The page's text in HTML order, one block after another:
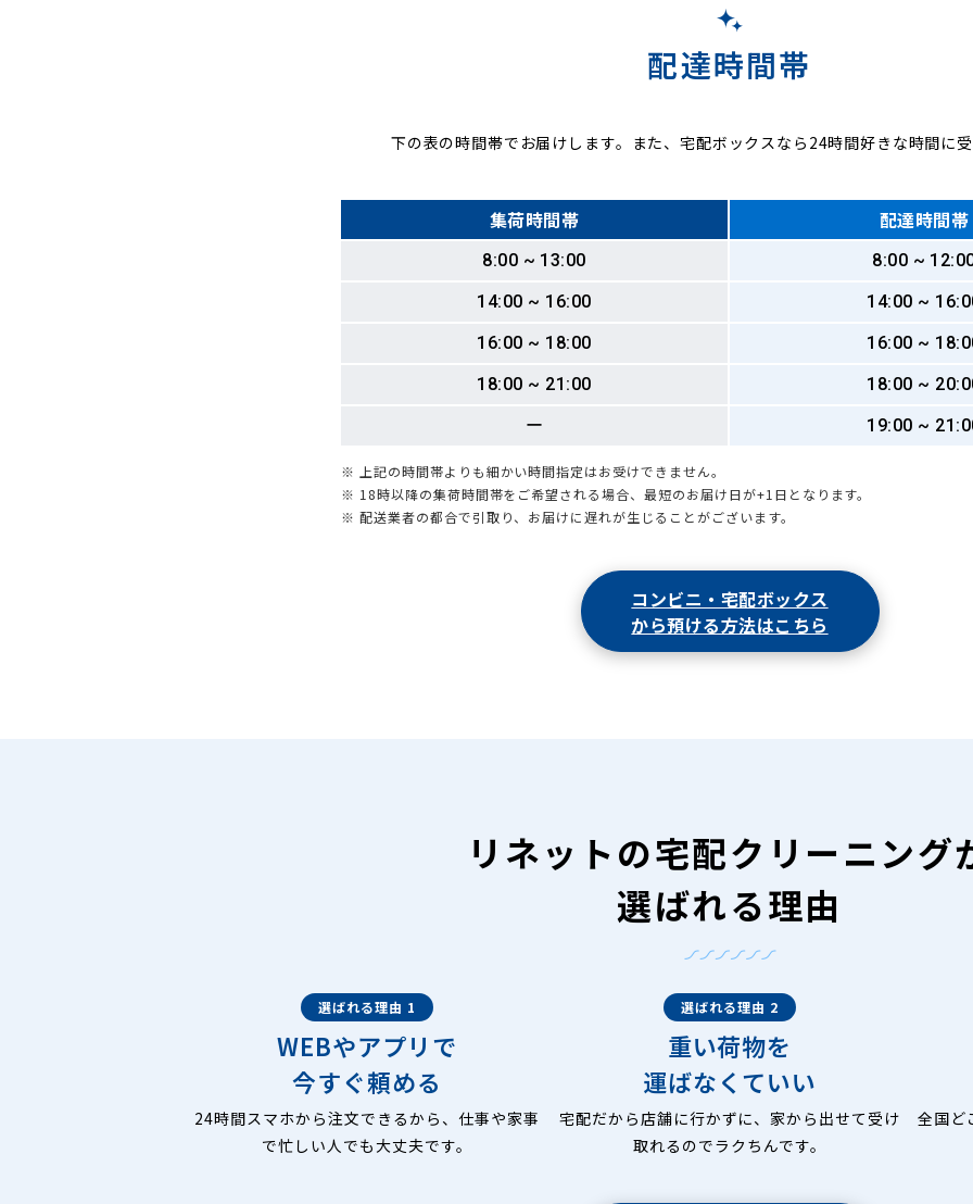
配達時間帯
下の表の時間帯でお届けします。また、宅配ボックスなら24時間好きな時間に
集荷時間帯 配達時間帯
8:00 ~ 13:00
8:00 ~
14:00 ~ 16:00
14:00 ~
16:00 ~ 18:00
16:00 ~
18:00 ~ 21:00
18:00 ~
ー
19:00 ~
※ 上記の時間帯よりも細かい時間指定はお受けできません。
※ 18時以降の集荷時間帯をご希望される場合、最短のお届け日が+1日となります。
※ 配送業者の都合で引取り、お届けに遅れが生じることがございます。
コンビニ・宅配ボックス
から預ける方法はこちら
リネットの宅配クリーニング
選ばれる理由
選ばれる理由 1
WEBやアプリで
今すぐ頼める
24時間スマホから注文できるから、仕事や家事
で忙しい人でも大丈夫です。
選ばれる理由 2
重い荷物を
運ばなくていい
宅配だから店舗に行かずに、家から出せて受け
取れるのでラクちんです。
全国ど